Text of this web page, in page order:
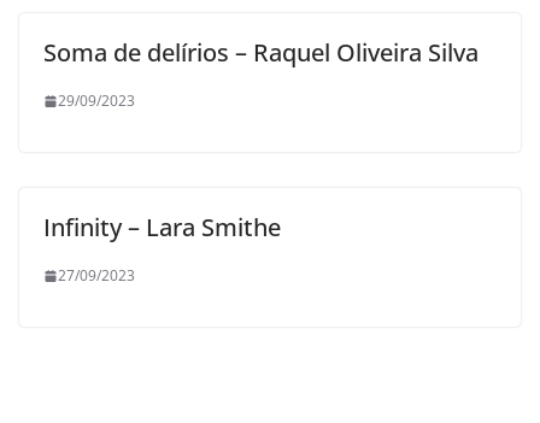
Soma de delírios – Raquel Oliveira Silva
29/09/2023
Infinity – Lara Smithe
27/09/2023